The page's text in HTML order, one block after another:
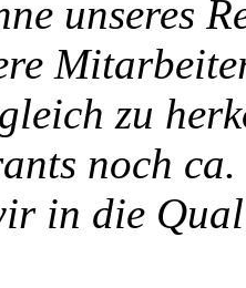
unseres
zu
noch
in die